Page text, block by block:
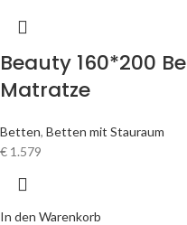
Beauty 160*200
Matratze
Betten, Betten mit Stauraum
€ 1.579
In den Warenkorb